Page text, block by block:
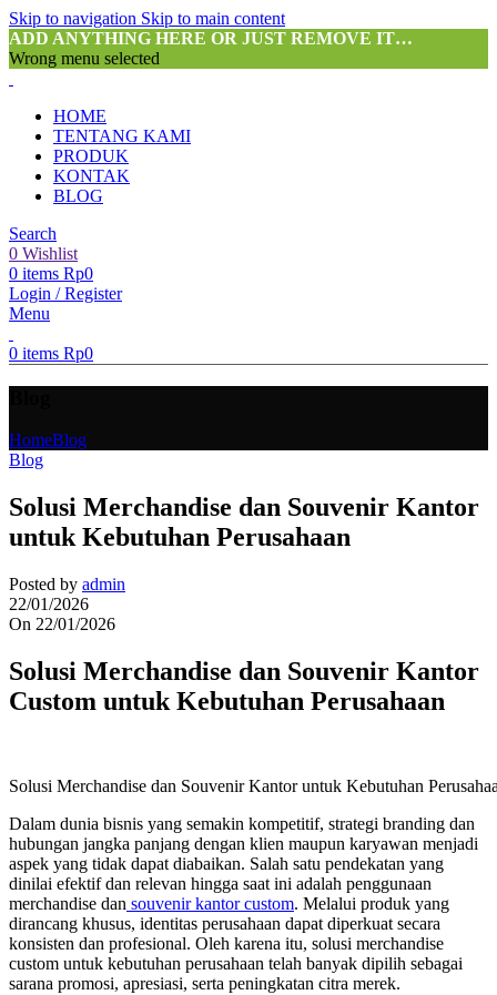
Skip to navigation Skip to main content
ADD ANYTHING HERE OR JUST REMOVE IT…
Wrong menu selected
HOME
TENTANG KAMI
PRODUK
KONTAK
BLOG
Search
0 Wishlist
0 items Rp0
Login / Register
Menu
0 items Rp0
HomeBlog
Blog
Solusi Merchandise dan Souvenir Kantor
untuk Kebutuhan Perusahaan
Posted by admin
22/01/2026
On 22/01/2026
Solusi Merchandise dan Souvenir Kantor
Custom untuk Kebutuhan Perusahaan
Solusi Merchandise dan Souvenir Kantor untuk Kebutuhan
Dalam dunia bisnis yang semakin kompetitif, strategi branding dan
hubungan jangka panjang dengan klien maupun karyawan menjadi
aspek yang tidak dapat diabaikan. Salah satu pendekatan yang
dinilai efektif dan relevan hingga saat ini adalah penggunaan
merchandise dan souvenir kantor custom. Melalui produk yang
dirancang khusus, identitas perusahaan dapat diperkuat secara
konsisten dan profesional. Oleh karena itu, solusi merchandise
custom untuk kebutuhan perusahaan telah banyak dipilih sebagai
sarana promosi, apresiasi, serta peningkatan citra merek.